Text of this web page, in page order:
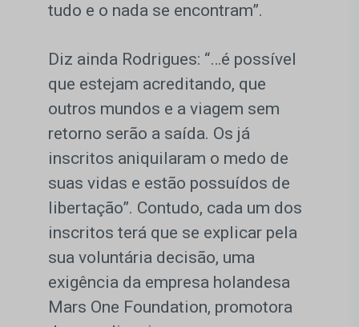
tudo e o nada se encontram”.
Diz ainda Rodrigues: “…é possível
que estejam acreditando, que
outros mundos e a viagem sem
retorno serão a saída. Os já
inscritos aniquilaram o medo de
suas vidas e estão possuídos de
libertação”. Contudo, cada um dos
inscritos terá que se explicar pela
sua voluntária decisão, uma
exigência da empresa holandesa
Mars One Foundation, promotora